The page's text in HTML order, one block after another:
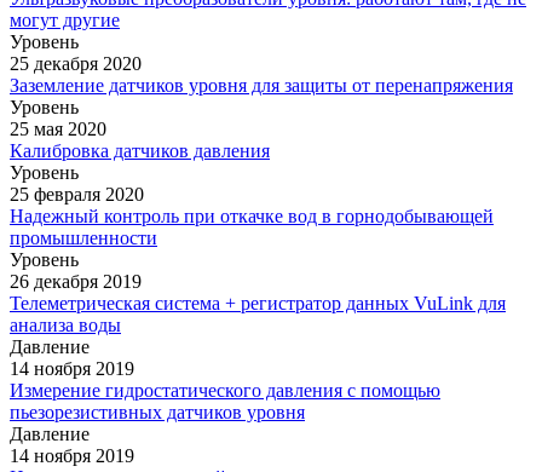
могут другие
Уровень
25 декабря 2020
Заземление датчиков уровня для защиты от перенапряжения
Уровень
25 мая 2020
Калибровка датчиков давления
Уровень
25 февраля 2020
Надежный контроль при откачке вод в горнодобывающей
промышленности
Уровень
26 декабря 2019
Телеметрическая система + регистратор данных VuLink для
анализа воды
Давление
14 ноября 2019
Измерение гидростатического давления с помощью
пьезорезистивных датчиков уровня
Давление
14 ноября 2019